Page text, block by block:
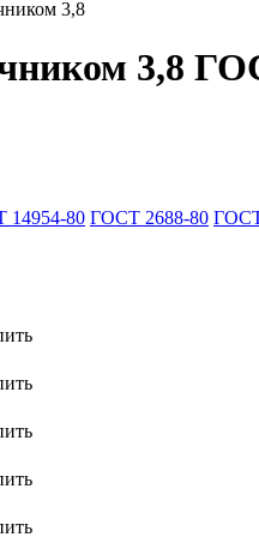
3,8
3,8
14954-80 ГОСТ 2688-80